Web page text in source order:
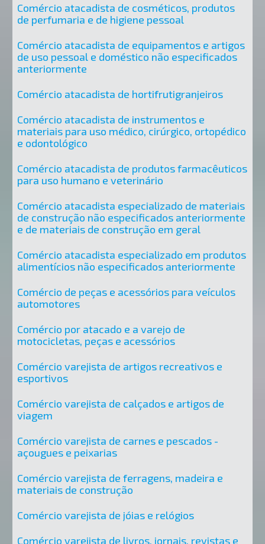
Comércio atacadista de cosméticos, produtos
de perfumaria e de higiene pessoal
Comércio atacadista de equipamentos e artigos
de uso pessoal e doméstico não especificados
anteriormente
Comércio atacadista de hortifrutigranjeiros
Comércio atacadista de instrumentos e
materiais para uso médico, cirúrgico, ortopédico
e odontológico
Comércio atacadista de produtos farmacêuticos
para uso humano e veterinário
Comércio atacadista especializado de materiais
de construção não especificados anteriormente
e de materiais de construção em geral
Comércio atacadista especializado em produtos
alimentícios não especificados anteriormente
Comércio de peças e acessórios para veículos
automotores
Comércio por atacado e a varejo de
motocicletas, peças e acessórios
Comércio varejista de artigos recreativos e
esportivos
Comércio varejista de calçados e artigos de
viagem
Comércio varejista de carnes e pescados -
açougues e peixarias
Comércio varejista de ferragens, madeira e
materiais de construção
Comércio varejista de jóias e relógios
Comércio varejista de livros, jornais, revistas e